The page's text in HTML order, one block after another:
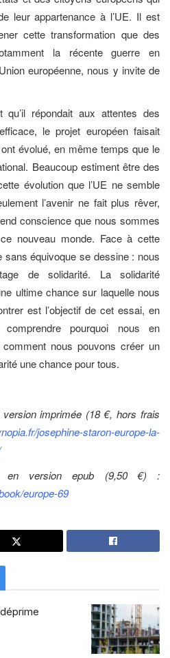
leur appartenance à l’UE. Il est
cette transformation que des
la récente guerre en
européenne, nous y invite de
répondait aux attentes des
le projet européen faisait
évolué, en même temps que le
Beaucoup estiment être des
évolution que l’UE ne semble
l’avenir ne fait plus rêver,
conscience que nous sommes
nouveau monde. Face à cette
sans équivoque se dessine : nous
de solidarité. La solidarité
ultime chance sur laquelle nous
est l’objectif de cet essai, en
comprendre pourquoi nous en
nous pouvons créer un
une chance pour tous.
imprimée (18 €, hors frais
josephine-staron-europe-la-
en version epub (9,50 €) :
europe-69